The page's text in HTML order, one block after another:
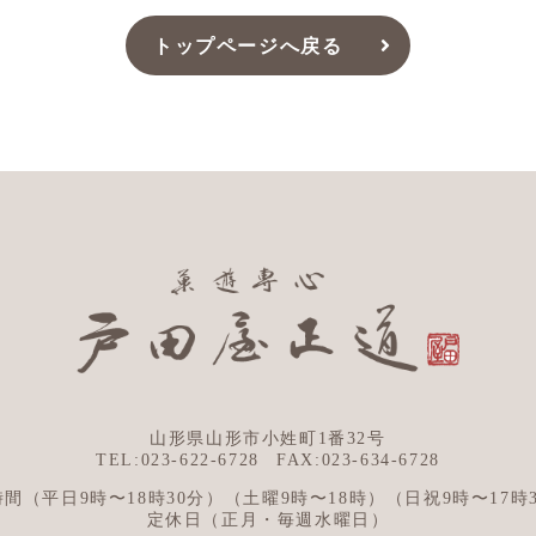
トップページへ戻る
山形県山形市小姓町1番32号
TEL:023-622-6728
FAX:023-634-6728
（平日9時〜18時30分） （土曜9時〜18時）
（日祝9時〜17時
定休日
（正月・毎週水曜日）